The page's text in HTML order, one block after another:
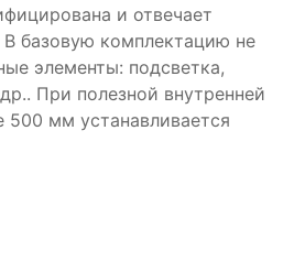
и отвечает
базовую комплектацию не
элементы: подсветка,
При полезной внутренней
500 мм устанавливается